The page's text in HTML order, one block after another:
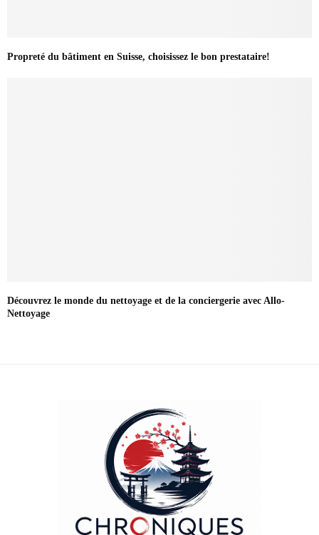
Propreté du bâtiment en Suisse, choisissez le bon prestataire!
Découvrez le monde du nettoyage et de la conciergerie avec Allo-
Nettoyage